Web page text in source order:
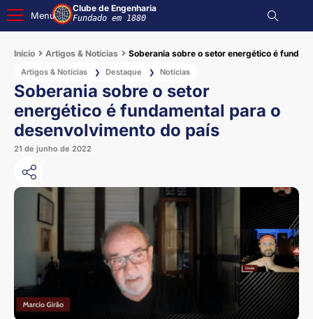
Menu
Clube de Engenharia
Fundado em 1880
Início Artigos & Notícias Soberania sobre o setor energético é
Artigos & Notícias ❯ Destaque ❯ Notícias
Soberania sobre o setor
energético é fundamental para o
desenvolvimento do país
21 de junho de 2022